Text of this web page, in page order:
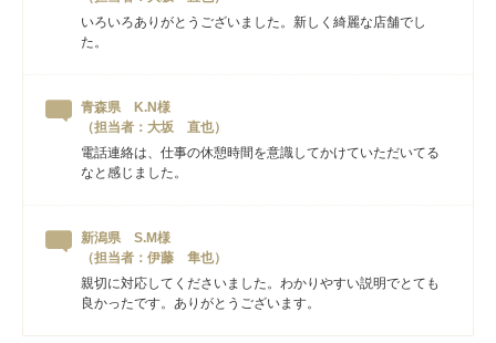
いろいろありがとうございました。新しく綺麗な店舗でし
た。
青森県 K.N様
（担当者：大坂 直也）
電話連絡は、仕事の休憩時間を意識してかけていただいてる
なと感じました。
新潟県 S.M様
（担当者：伊藤 隼也）
親切に対応してくださいました。わかりやすい説明でとても
良かったです。ありがとうございます。